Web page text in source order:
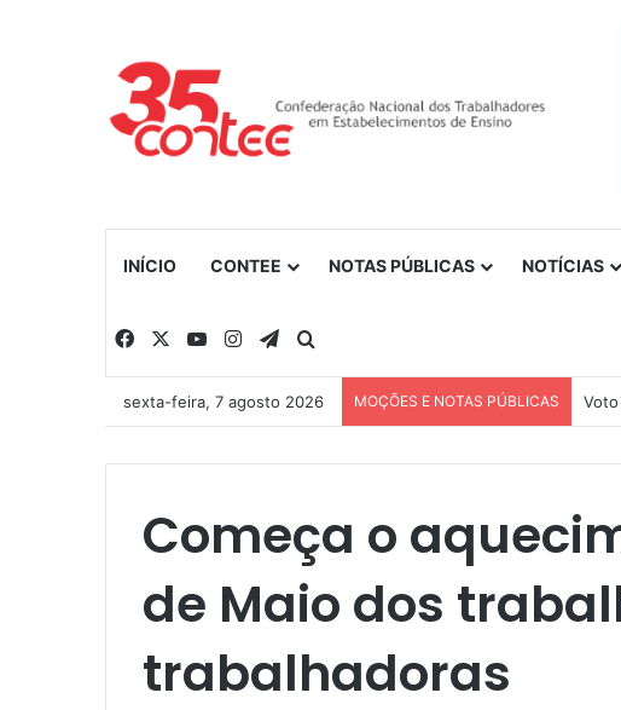
INÍCIO CONTEE NOTAS PÚBLICAS NOTÍCIAS
Facebook YouTubeInstagramTelegram
sexta-feira, 7 agosto 2026 MOÇÕES E NOTAS PÚBLICAS
Começa o
de Maio dos
trabalhadoras